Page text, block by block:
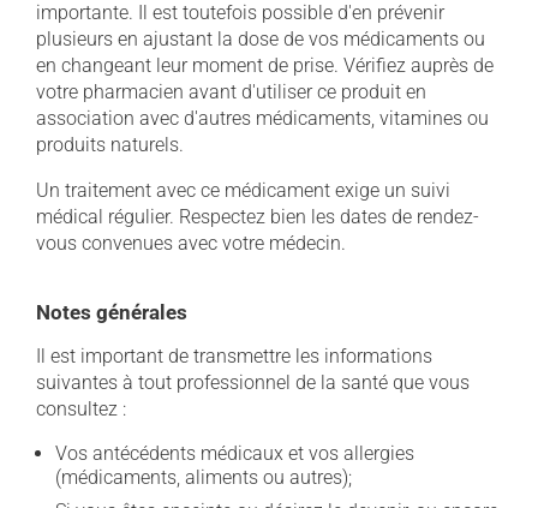
importante. Il est toutefois possible d'en prévenir
plusieurs en ajustant la dose de vos médicaments ou
en changeant leur moment de prise. Vérifiez auprès de
votre pharmacien avant d'utiliser ce produit en
association avec d'autres médicaments, vitamines ou
produits naturels.
Un traitement avec ce médicament exige un suivi
médical régulier. Respectez bien les dates de rendez-
vous convenues avec votre médecin.
Notes générales
Il est important de transmettre les informations
suivantes à tout professionnel de la santé que vous
consultez :
Vos antécédents médicaux et vos allergies
(médicaments, aliments ou autres);